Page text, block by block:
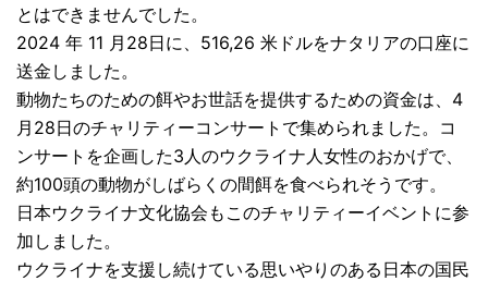
とはできませんでした。
2024 年 11 月28日に、516,26 米ドルをナタリアの口座に
送金しました。
動物たちのための餌やお世話を提供するための資金は、4
月28日のチャリティーコンサートで集められました。コ
ンサートを企画した3人のウクライナ人女性のおかげで、
約100頭の動物がしばらくの間餌を食べられそうです。
日本ウクライナ文化協会もこのチャリティーイベントに参
加しました。
ウクライナを支援し続けている思いやりのある日本の国民